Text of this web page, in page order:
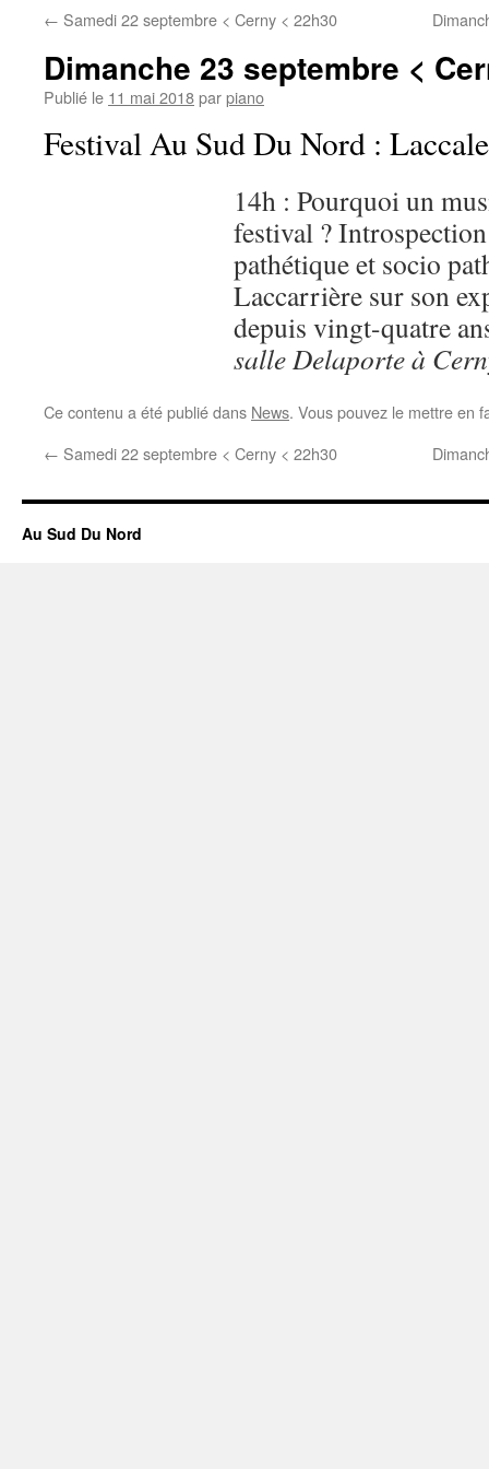
← Samedi 22 septembre < Cerny < 22h30
Dimanche 23 septembre <
Publié le 11 mai 2018parpiano
Festival Au Sud Du Nord :
14h : Pourquoi un
festival ?
pathétique et socio
Laccarrière sur son
depuis vingt-quatre
salle Delaporte à
Ce contenu a été publié dans News. Vous pouvez le mettre en
← Samedi 22 septembre < Cerny < 22h30
Au Sud Du Nord